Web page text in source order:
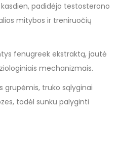
padidėjo testosterono
mitybos ir treniruočių
fenugreek ekstraktą, jautė
mechanizmais.
grupėmis, truko sąlyginai
todėl sunku palyginti